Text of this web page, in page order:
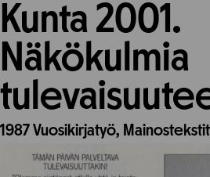
Kunta 2001.
Näkökulmia
1987Vuosikirjatyö, Mainostekstit